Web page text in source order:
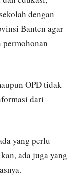
dengan
Banten agar
permohonan
OPD tidak
dari
yang perlu
ada juga yang